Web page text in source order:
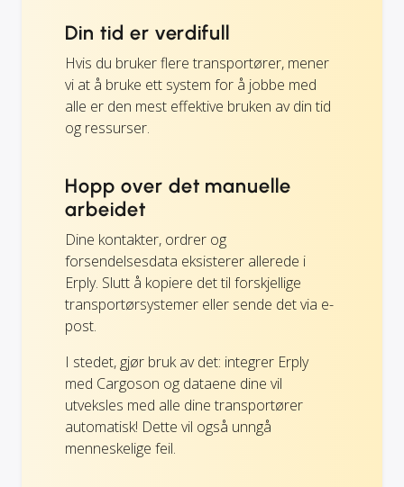
Din tid er verdifull
Hvis du bruker flere transportører, mener
vi at å bruke ett system for å jobbe med
alle er den mest effektive bruken av din tid
og ressurser.
Hopp over det manuelle
arbeidet
Dine kontakter, ordrer og
forsendelsesdata eksisterer allerede i
Erply. Slutt å kopiere det til forskjellige
transportørsystemer eller sende det via e-
post.
I stedet, gjør bruk av det: integrer Erply
med Cargoson og dataene dine vil
utveksles med alle dine transportører
automatisk! Dette vil også unngå
menneskelige feil.